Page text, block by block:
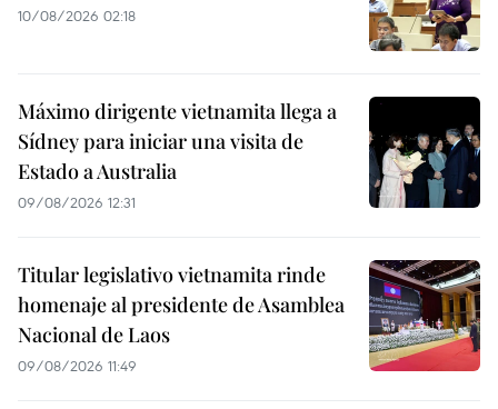
10/08/2026 02:18
Máximo dirigente vietnamita llega a
Sídney para iniciar una visita de
Estado a Australia
09/08/2026 12:31
Titular legislativo vietnamita rinde
homenaje al presidente de Asamblea
Nacional de Laos
09/08/2026 11:49